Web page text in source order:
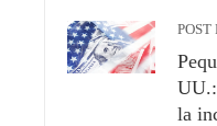
POST
la